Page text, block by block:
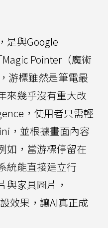
是與Google
Pointer（魔術
游標雖然是筆電最
來幾乎沒有重大改
，使用者只需輕
，並根據畫面內容
如，當游標停留在
統能直接建立行
與家具圖片，
效果，讓AI真正成